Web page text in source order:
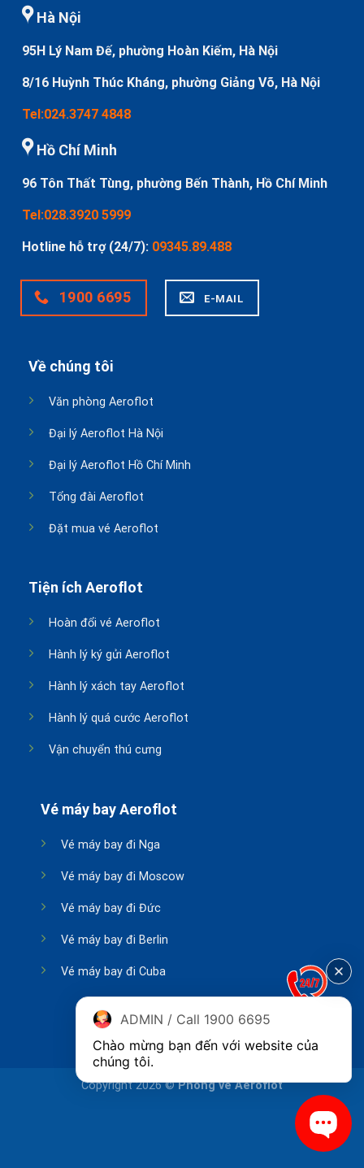
Hà Nội
95H Lý Nam Đế, phường Hoàn Kiếm, Hà Nội
8/16 Huỳnh Thúc Kháng, phường Giảng Võ, Hà Nội
Tel:024.3747 4848
Hồ Chí Minh
96 Tôn Thất Tùng, phường Bến Thành, Hồ Chí Minh
Tel:028.3920 5999
Hotline hỗ trợ (24/7): 09345.89.488
1900 6695 E-MAIL
Về chúng tôi
Văn phòng Aeroflot
Đại lý Aeroflot Hà Nội
Đại lý Aeroflot Hồ Chí Minh
Tổng đài Aeroflot
Đặt mua vé Aeroflot
Tiện ích Aeroflot
Hoàn đổi vé Aeroflot
Hành lý ký gửi Aeroflot
Hành lý xách tay Aeroflot
Hành lý quá cước Aeroflot
Vận chuyển thú cưng
Vé máy bay Aeroflot
Vé máy bay đi Nga
Vé máy bay đi Moscow
Vé máy bay đi Đức
Vé máy bay đi Berlin
Vé máy bay đi Cuba
Copyright 2026 ©Phòng vé Aeroflot
ADMIN / Call 1900 6695
Chào mừng bạn đến với website của
chúng tôi.